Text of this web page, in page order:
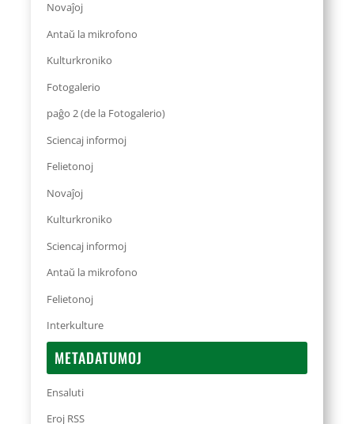
Novaĵoj
Antaŭ la mikrofono
Kulturkroniko
Fotogalerio
paĝo 2 (de la Fotogalerio)
Sciencaj informoj
Felietonoj
Novaĵoj
Kulturkroniko
Sciencaj informoj
Antaŭ la mikrofono
Felietonoj
Interkulture
METADATUMOJ
Ensaluti
Eroj RSS